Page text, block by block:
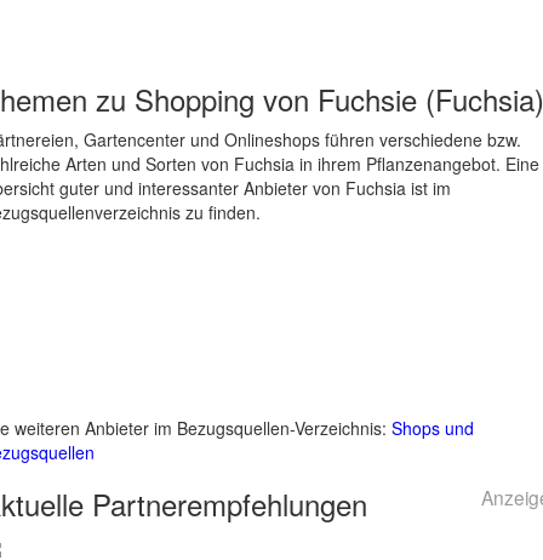
zu Shopping von Fuchsie (Fuchsia)
Gartencenter und Onlineshops führen verschiedene bzw.
Arten und Sorten von Fuchsia in ihrem Pflanzenangebot. Eine
guter und interessanter Anbieter von Fuchsia ist im
zu finden.
weiteren Anbieter im Bezugsquellen-Verzeichnis: Shops und
Partnerempfehlungen